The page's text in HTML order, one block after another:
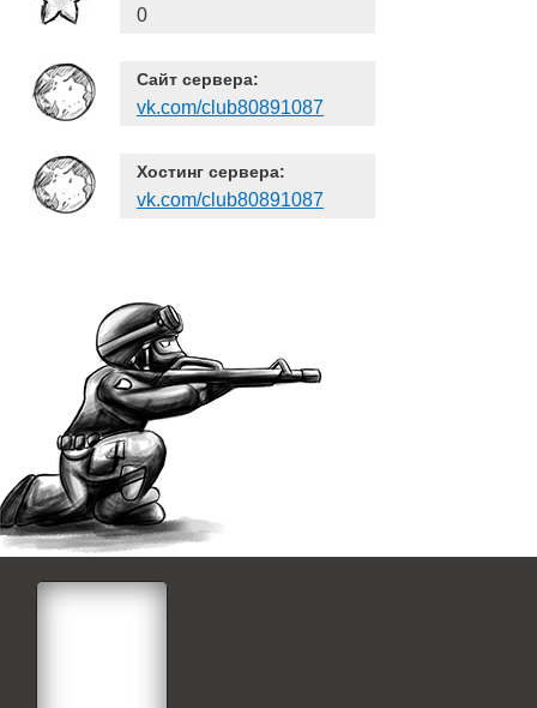
0
Сайт сервера:
vk.com/club80891087
Хостинг сервера:
vk.com/club80891087